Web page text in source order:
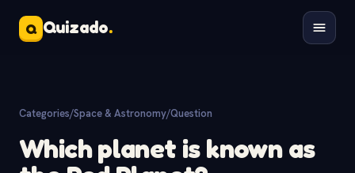
Q Quizado.
Categories/Space & Astronomy/Question
Which planet is known as